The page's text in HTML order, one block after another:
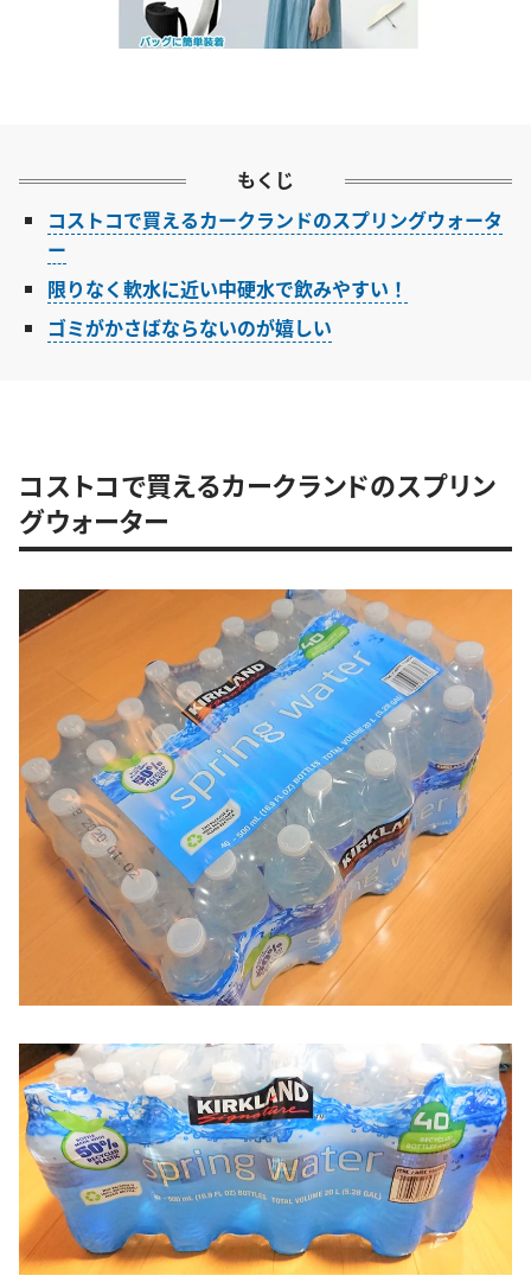
もくじ
コストコで買えるカークランドのスプリングウォータ
ー
限りなく軟水に近い中硬水で飲みやすい！
ゴミがかさばならないのが嬉しい
コストコで買えるカークランドのスプリン
グウォーター